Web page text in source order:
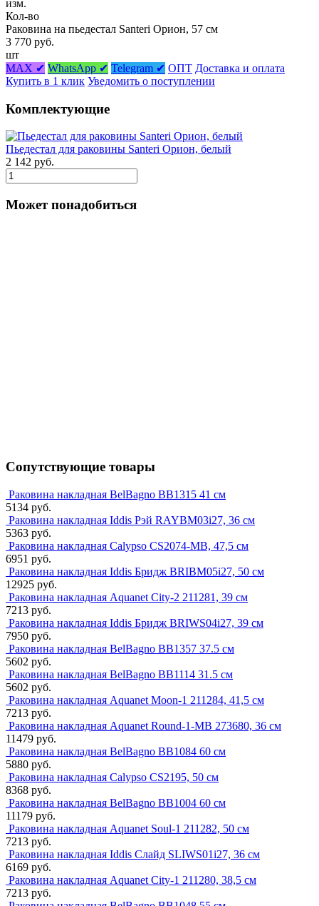
изм.
Кол-во
Раковина на пьедестал Santeri Орион, 57 см
3 770 руб.
шт
MAX ✔ WhatsApp ✔ Telegram ✔ ОПТ Доставка и оплата
Купить в 1 клик Уведомить о поступлении
Комплектующие
Пьедестал для раковины Santeri Орион, белый
2 142 руб.
Может понадобиться
Сопутствующие товары
Раковина накладная BelBagno BB1315 41 см
5134 руб.
Раковина накладная Iddis Рэй RAYBM03i27, 36 см
5363 руб.
Раковина накладная Calypso CS2074-MB, 47,5 см
6951 руб.
Раковина накладная Iddis Бридж BRIBM05i27, 50 см
12925 руб.
Раковина накладная Aquanet City-2 211281, 39 см
7213 руб.
Раковина накладная Iddis Бридж BRIWS04i27, 39 см
7950 руб.
Раковина накладная BelBagno BB1357 37.5 см
5602 руб.
Раковина накладная BelBagno BB1114 31.5 см
5602 руб.
Раковина накладная Aquanet Moon-1 211284, 41,5 см
7213 руб.
Раковина накладная Aquanet Round-1-MB 273680, 36 см
11479 руб.
Раковина накладная BelBagno BB1084 60 см
5880 руб.
Раковина накладная Calypso CS2195, 50 см
8368 руб.
Раковина накладная BelBagno BB1004 60 см
11179 руб.
Раковина накладная Aquanet Soul-1 211282, 50 см
7213 руб.
Раковина накладная Iddis Слайд SLIWS01i27, 36 см
6169 руб.
Раковина накладная Aquanet City-1 211280, 38,5 см
7213 руб.